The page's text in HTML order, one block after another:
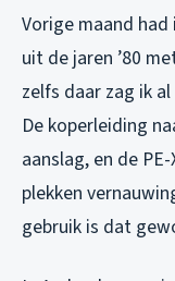
Vorige maand
uit de jaren ’80
zelfs daar zag ik
De koperleiding
aanslag, en de
plekken
gebruik is dat